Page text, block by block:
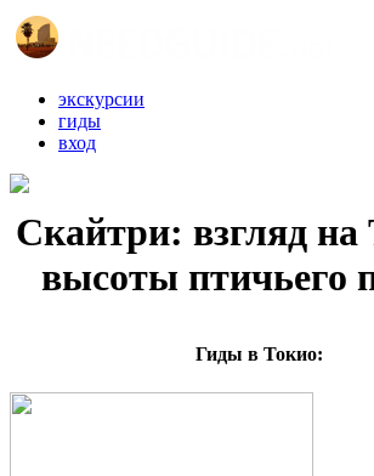
экскурсии
гиды
вход
Скайтри: взгляд на
высоты птичьего
Гиды в Токио: